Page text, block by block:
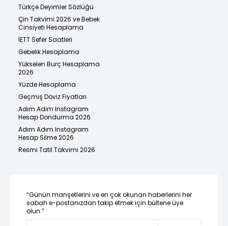
Türkçe Deyimler Sözlüğü
Çin Takvimi 2026 ve Bebek
Cinsiyeti Hesaplama
İETT Sefer Saatleri
Gebelik Hesaplama
Yükselen Burç Hesaplama
2026
Yüzde Hesaplama
Geçmiş Döviz Fiyatları
Adım Adım Instagram
Hesap Dondurma 2026
Adım Adım Instagram
Hesap Silme 2026
Resmi Tatil Takvimi 2026
“Günün manşetlerini ve en çok okunan haberlerini her
sabah e-postanızdan takip etmek için bültene üye
olun.”